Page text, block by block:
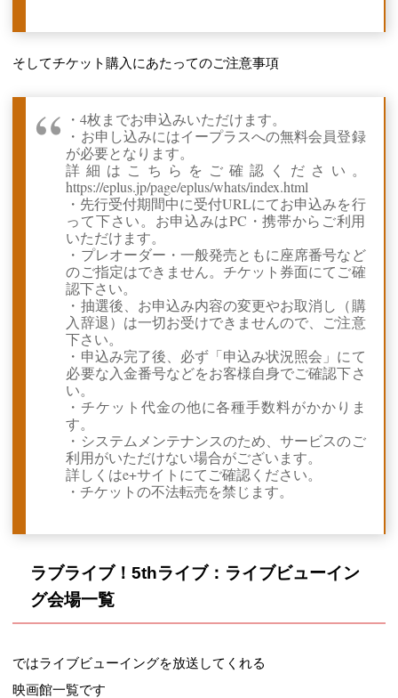
そしてチケット購入にあたってのご注意事項
・4枚までお申込みいただけます。
・お申し込みにはイープラスへの無料会員登録
が必要となります。
詳細はこちらをご確認ください。
https://eplus.jp/page/eplus/whats/index.html
・先行受付期間中に受付URLにてお申込みを行
って下さい。お申込みはPC・携帯からご利用
いただけます。
・プレオーダー・一般発売ともに座席番号など
のご指定はできません。チケット券面にてご確
認下さい。
・抽選後、お申込み内容の変更やお取消し（購
入辞退）は一切お受けできませんので、ご注意
下さい。
・申込み完了後、必ず「申込み状況照会」にて
必要な入金番号などをお客様自身でご確認下さ
い。
・チケット代金の他に各種手数料がかかりま
す。
・システムメンテナンスのため、サービスのご
利用がいただけない場合がございます。
詳しくはe+サイトにてご確認ください。
・チケットの不法転売を禁じます。
ラブライブ！5thライブ：ライブビューイン
グ会場一覧
ではライブビューイングを放送してくれる
映画館一覧です